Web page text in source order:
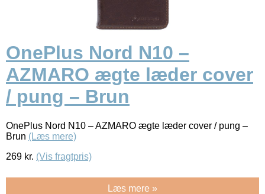
OnePlus Nord N10 –
AZMARO ægte læder cover
/ pung – Brun
OnePlus Nord N10 – AZMARO ægte læder cover / pung –
Brun (Læs mere)
269 kr. (Vis fragtpris)
Læs mere »